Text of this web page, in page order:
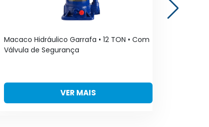
Macaco Hidráulico Garrafa • 12 TON • Com
Válvula de Segurança
VER MAIS